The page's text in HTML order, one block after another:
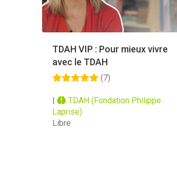
TDAH VIP : Pour mieux vivre
avec le TDAH
(7)
|
TDAH (Fondation Philippe
Laprise)
Libre